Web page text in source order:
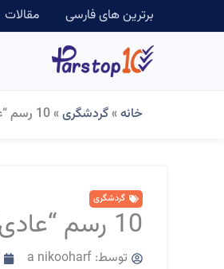
برترین های فارسی مقالات
خانه»گردشگری»10 رسم “عادی” که برای ما “عجیب” است!
گردشگری
10 رسم “عادی” که برای ما “عجیب” است!
توسط: